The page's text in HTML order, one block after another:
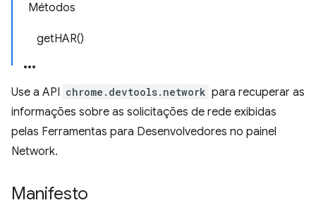
Métodos
getHAR()
Use a API chrome.devtools.network para recuperar as
informações sobre as solicitações de rede exibidas
pelas Ferramentas para Desenvolvedores no painel
Network.
Manifesto